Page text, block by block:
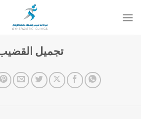
للمحتوى
تجميل